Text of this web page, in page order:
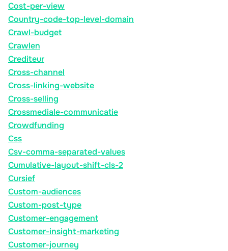
Cost-per-view
Country-code-top-level-domain
Crawl-budget
Crawlen
Crediteur
Cross-channel
Cross-linking-website
Cross-selling
Crossmediale-communicatie
Crowdfunding
Css
Csv-comma-separated-values
Cumulative-layout-shift-cls-2
Cursief
Custom-audiences
Custom-post-type
Customer-engagement
Customer-insight-marketing
Customer-journey